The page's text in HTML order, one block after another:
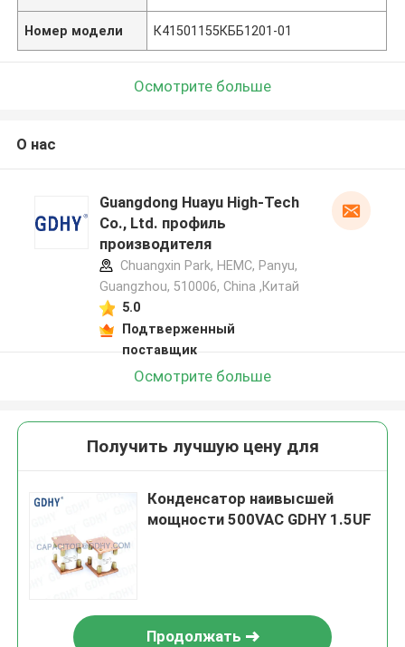
Номер модели К41501155КББ1201-01
Осмотрите больше
О нас
Guangdong Huayu High-Tech
Co., Ltd. профиль
производителя
Chuangxin Park, HEMC, Panyu,
Guangzhou, 510006, China ,Китай
5.0
Подтверженный
поставщик
Осмотрите больше
Получить лучшую цену для
Конденсатор наивысшей
мощности 500VAC GDHY 1.5UF
Продолжать